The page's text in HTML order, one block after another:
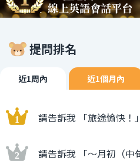
提問排名
近1周內 近1個月內
請告訴我 「旅途愉快！
請告訴我 「〜月初（中